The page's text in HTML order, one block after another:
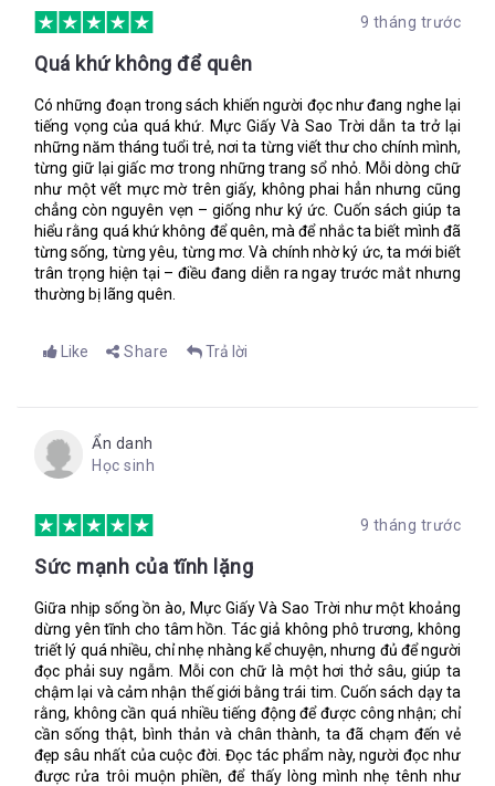
làm tôi không kiềm được nữa bèn lấy một cuộn giấy ra từ
trong cặp.
“Sinh nhật vui vẻ!”, tôi nói. “Bản đồ được đánh dấu X”.
Chỉ là một tấm bản đồ đơn giản không có các đường sao và có
duy nhất một chiếc la bàn chỉ hướng bắc ở cuối bản đồ. Tôi
không có đủ thời gian để tạo ra một cuộc săn lùng với nhiều
manh mối.
“Kho báu!”. Tôi siết ngón tay của Lupe.
“Đừng chỉ đứng yên ở một chỗ đó”, Lupe hét toáng lên và chạy
về phía trước. “Đua nào”.
không đi?”
Lupe bắt đầu nức nở, nhỏ ôm bụng như thể vừa bị tôi đấm.
Móng tay tôi bấu vào lòng bàn tay đau điếng. Tôi cảm thấy
các người mà mẹ tôi và cả Gabo đều mất. Ba của cậu đã ngăn
chúng tôi vào rừng để hái thuộc. Còn giờ là đến cái chết của
Cata và các người chỉ biết trốn chạy thôi. Các người chạy sang
Ồ, tốt thôi.”
“Isa, tớ…” Lupe đang đưa cánh tay hướng tới chỗ tôi, nhưng tôi
đá hất bụi đất vào váy nhỏ.
“Biến đi! Chẳng ai muốn các người ở đây đâu?”
Lupe nhìn tôi, mặt nhăn nhó, hàng lệ lăn dài trên má. Và rồi
nhỏ chạy vội về phía ngôi nhà của mình, chân luống cuống vấp
ngã.
9 tháng trước
Quá khứ không để quên
Có những đoạn trong sách khiến người đọc như đang nghe lại
tiếng vọng của quá khứ. Mực Giấy Và Sao Trời dẫn ta trở lại
những năm tháng tuổi trẻ, nơi ta từng viết thư cho chính mình,
từng giữ lại giấc mơ trong những trang sổ nhỏ. Mỗi dòng chữ
như một vết mực mờ trên giấy, không phai hẳn nhưng cũng
chẳng còn nguyên vẹn – giống như ký ức. Cuốn sách giúp ta
hiểu rằng quá khứ không để quên, mà để nhắc ta biết mình đã
từng sống, từng yêu, từng mơ. Và chính nhờ ký ức, ta mới biết
trân trọng hiện tại – điều đang diễn ra ngay trước mắt nhưng
thường bị lãng quên.
Like Share Trả lời
Ẩn danh
Học sinh
9 tháng trước
Sức mạnh của tĩnh lặng
Giữa nhịp sống ồn ào, Mực Giấy Và Sao Trời như một khoảng
dừng yên tĩnh cho tâm hồn. Tác giả không phô trương, không
triết lý quá nhiều, chỉ nhẹ nhàng kể chuyện, nhưng đủ để người
đọc phải suy ngẫm. Mỗi con chữ là một hơi thở sâu, giúp ta
chậm lại và cảm nhận thế giới bằng trái tim. Cuốn sách dạy ta
rằng, không cần quá nhiều tiếng động để được công nhận; chỉ
cần sống thật, bình thản và chân thành, ta đã chạm đến vẻ
đẹp sâu nhất của cuộc đời. Đọc tác phẩm này, người đọc như
được rửa trôi muộn phiền, để thấy lòng mình nhẹ tênh như